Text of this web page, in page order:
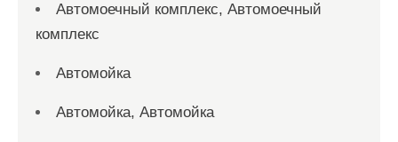
Автомоечный комплекс, Автомоечный
комплекс
Автомойка
Автомойка, Автомойка